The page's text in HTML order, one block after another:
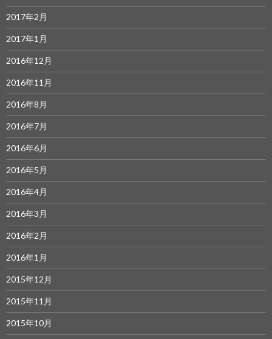
2017年2月
2017年1月
2016年12月
2016年11月
2016年8月
2016年7月
2016年6月
2016年5月
2016年4月
2016年3月
2016年2月
2016年1月
2015年12月
2015年11月
2015年10月